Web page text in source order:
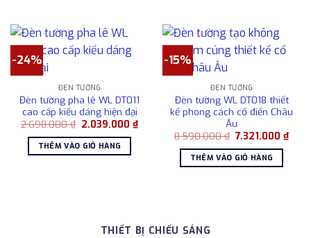
-24%
ĐÈN TƯỜNG
Đèn tường pha lê WL DT011
cao cấp kiểu dáng hiện đại
2.698.000₫ Giá
là:
2.698.000 ₫.
2.039.000₫Giá
hiện
2.039.000 ₫.
THÊM VÀO GIỎ HÀNG
-15%
ĐÈN TƯỜNG
Đèn tường WL DT018 thiết
kế phong cách cổ điển Châu
Âu
8.590.000₫ Giá
là:
8.590.000 ₫.
7.321.000₫Giá
hiện
THÊM VÀO GIỎ HÀNG
THIẾT BỊ CHIẾU SÁNG